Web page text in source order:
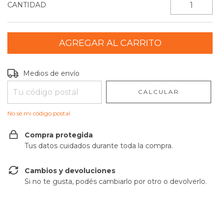
CANTIDAD
Entregas para el CP:
Medios de envío
CALCULAR
No sé mi código postal
Compra protegida
Tus datos cuidados durante toda la compra.
Cambios y devoluciones
Si no te gusta, podés cambiarlo por otro o devolverlo.